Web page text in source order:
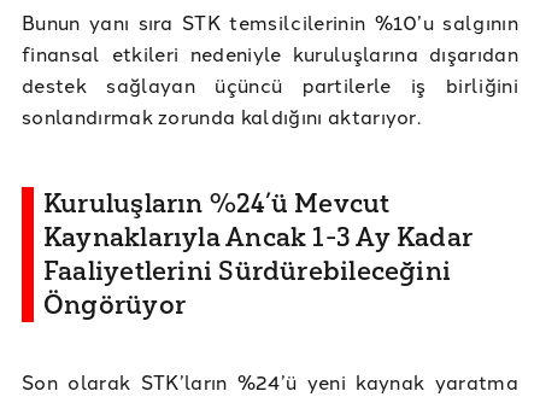
Bunun yanı sıra STK temsilcilerinin %10’u salgının
finansal etkileri nedeniyle kuruluşlarına dışarıdan
destek sağlayan üçüncü partilerle iş birliğini
sonlandırmak zorunda kaldığını aktarıyor.
Kuruluşların %24’ü Mevcut
Kaynaklarıyla Ancak 1-3 Ay Kadar
Faaliyetlerini Sürdürebileceğini
Öngörüyor
Son olarak STK’ların %24’ü yeni kaynak yaratma